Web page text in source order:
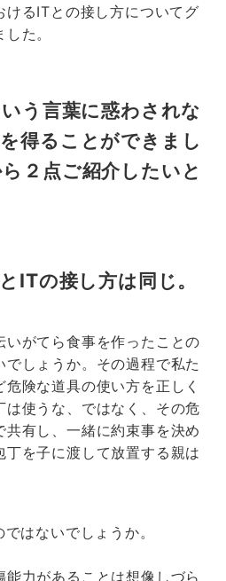
けるITとの接し方についてグ
た。
う言葉に惑わされな
得ることができまし
２点ご紹介したいと
ITの接し方は同じ。
がてら食事を作ったことの
しょうか。その過程で私た
険な道具の使い方を正しく
使うな、ではなく、その危
有し、一緒に約束事を決め
を子に渡して放置する親は
はないでしょうか。
力があることは想像しづら